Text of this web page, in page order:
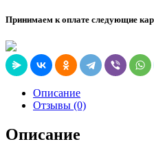
Принимаем к оплате следующие
Описание
Отзывы (0)
Описание